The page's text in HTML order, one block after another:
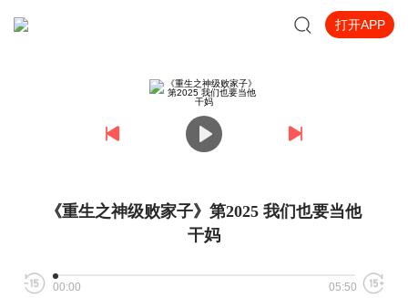
打开APP
《重生之神级败家子》第2025 我们也要当他
干妈
00:00 05:50